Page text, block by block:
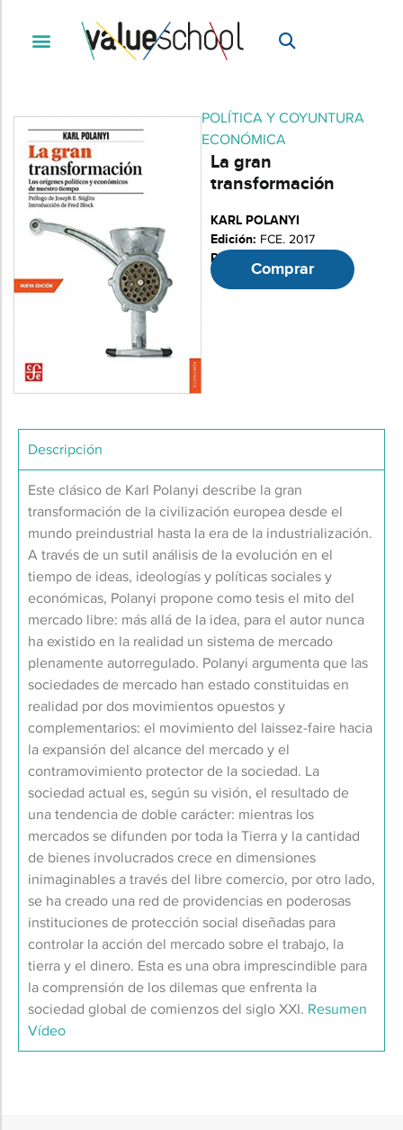
POLÍTICA Y COYUNTURA
ECONÓMICA
La gran
transformación
KARL POLANYI
Edición: FCE. 2017
Páginas:Comprar
Descripción
Este clásico de Karl Polanyi describe la gran
transformación de la civilización europea desde el
mundo preindustrial hasta la era de la industrialización.
A través de un sutil análisis de la evolución en el
tiempo de ideas, ideologías y políticas sociales y
económicas, Polanyi propone como tesis el mito del
mercado libre: más allá de la idea, para el autor nunca
ha existido en la realidad un sistema de mercado
plenamente autorregulado. Polanyi argumenta que las
sociedades de mercado han estado constituidas en
realidad por dos movimientos opuestos y
complementarios: el movimiento del laissez-faire hacia
la expansión del alcance del mercado y el
contramovimiento protector de la sociedad. La
sociedad actual es, según su visión, el resultado de
una tendencia de doble carácter: mientras los
mercados se difunden por toda la Tierra y la cantidad
de bienes involucrados crece en dimensiones
inimaginables a través del libre comercio, por otro lado,
se ha creado una red de providencias en poderosas
instituciones de protección social diseñadas para
controlar la acción del mercado sobre el trabajo, la
tierra y el dinero. Esta es una obra imprescindible para
la comprensión de los dilemas que enfrenta la
sociedad global de comienzos del siglo XXI. Resumen
Vídeo